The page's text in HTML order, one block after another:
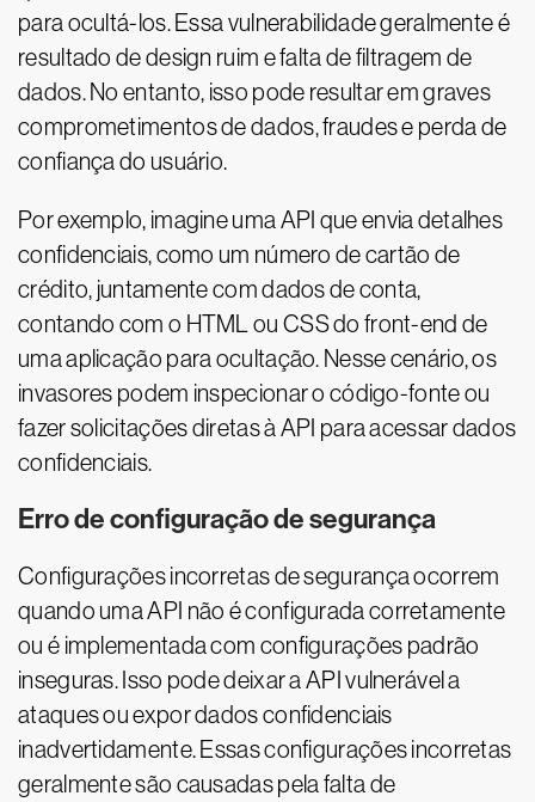
para ocultá-los. Essa vulnerabilidade geralmente é
resultado de design ruim e falta de filtragem de
dados. No entanto, isso pode resultar em graves
comprometimentos de dados, fraudes e perda de
confiança do usuário.
Por exemplo, imagine uma API que envia detalhes
confidenciais, como um número de cartão de
crédito, juntamente com dados de conta,
contando com o HTML ou CSS do front-end de
uma aplicação para ocultação. Nesse cenário, os
invasores podem inspecionar o código-fonte ou
fazer solicitações diretas à API para acessar dados
confidenciais.
Erro de configuração de segurança
Configurações incorretas de segurança ocorrem
quando uma API não é configurada corretamente
ou é implementada com configurações padrão
inseguras. Isso pode deixar a API vulnerável a
ataques ou expor dados confidenciais
inadvertidamente. Essas configurações incorretas
geralmente são causadas pela falta de